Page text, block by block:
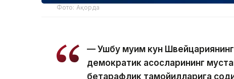
Фото: Ақорда
— Ушбу муҳим кун
демократик асосларининг
бетарафлик тамойилларига